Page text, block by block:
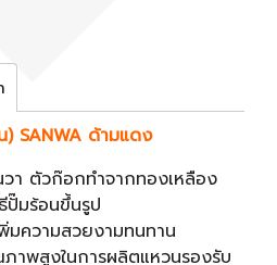
SANWA ด้ามแดง
า ตัวก๊อกทำจากทองเหลือง
มร้อนขึ้นรูป
มความสวยงามทนทาน
าพสูงในการผลิตแหวนรองรับ